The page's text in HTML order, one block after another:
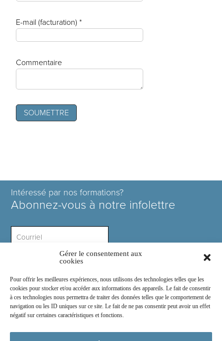
Gérer le consentement aux
cookies
Pour offrir les meilleures expériences, nous utilisons des technologies telles que les
cookies pour stocker et/ou accéder aux informations des appareils. Le fait de consentir
à ces technologies nous permettra de traiter des données telles que le comportement de
navigation ou les ID uniques sur ce site. Le fait de ne pas consentir peut avoir un effet
négatif sur certaines caractéristiques et fonctions.
E-mail (facturation) *
Commentaire
Intéressé par nos formations?
Abonnez-vous à notre infolettre